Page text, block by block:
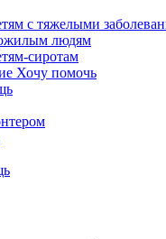
с тяжелыми
людям
сиротам
Хочу помочь